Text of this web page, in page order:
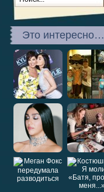
Это интересно…